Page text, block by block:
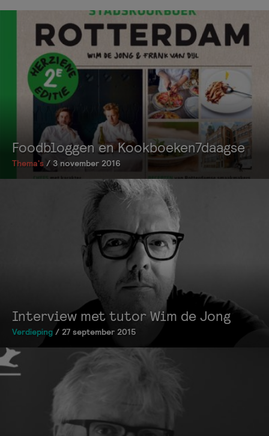
Foodbloggen en Kookboeken7daagse
Thema's / 3 november 2016
Interview met tutor Wim de Jong
Verdieping / 27 september 2015